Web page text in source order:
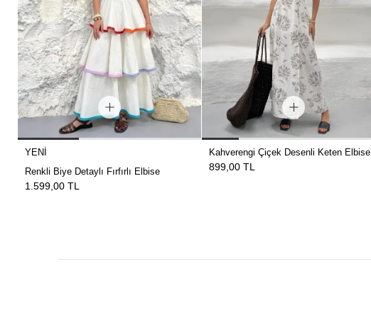
YENI
Renkli Biye Detaylı Fırfırlı Elbise
1.599,00 TL
Kahverengi Çiçek Desenli Keten Elbise
899,00 TL